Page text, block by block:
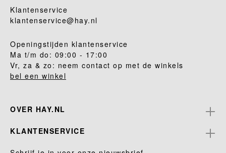
Klantenservice
klantenservice@hay.nl
Openingstijden klantenservice
Ma t/m do: 09:00 - 17:00
Vr, za & zo: neem contact op met de winkels
bel een winkel
OVER HAY.NL
KLANTENSERVICE